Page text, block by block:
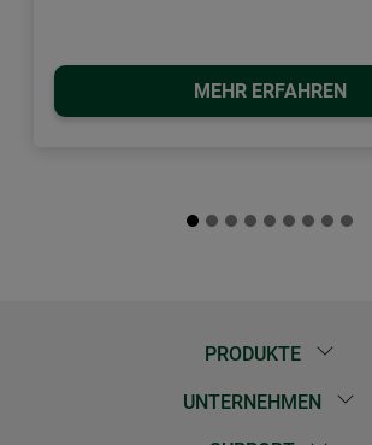
MEHR ERFAHREN
PRODUKTE
UNTERNEHMEN